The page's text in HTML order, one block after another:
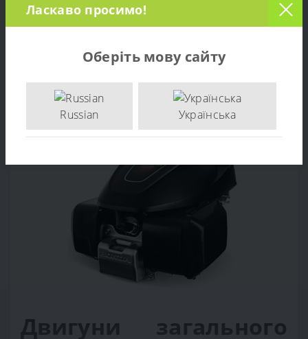
21 999 грн.
ДО КОШИКА
Двигуни загального
Ласкаво просимо!
Оберіть мову сайту
Russian Українська